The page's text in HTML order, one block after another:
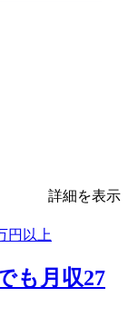
詳細を表示
も月収27